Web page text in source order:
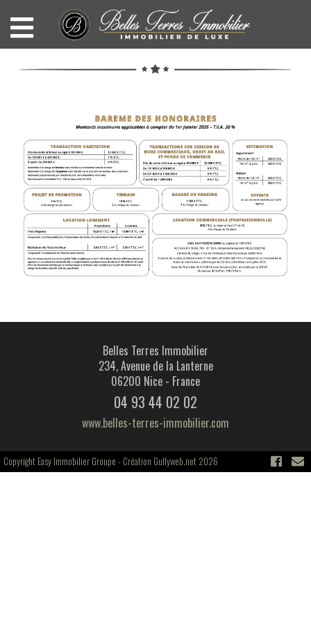
Belles Terres Immobilier
234, Avenue de la Lanterne
06200 Nice - France
04 93 44 02 02
www.belles-terres-immobilier.com
Copyright Easy Immobilier Groupe - Création Gullyweb.net 2026